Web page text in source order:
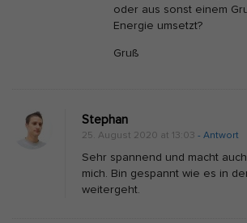
„
i
e
oder aus sonst einem
Energie umsetzt?
Gruß
Stephan
25. August 2020 at 13:03 - Antwort
Sehr spannend und macht
mich. Bin gespannt wie es in
weitergeht.